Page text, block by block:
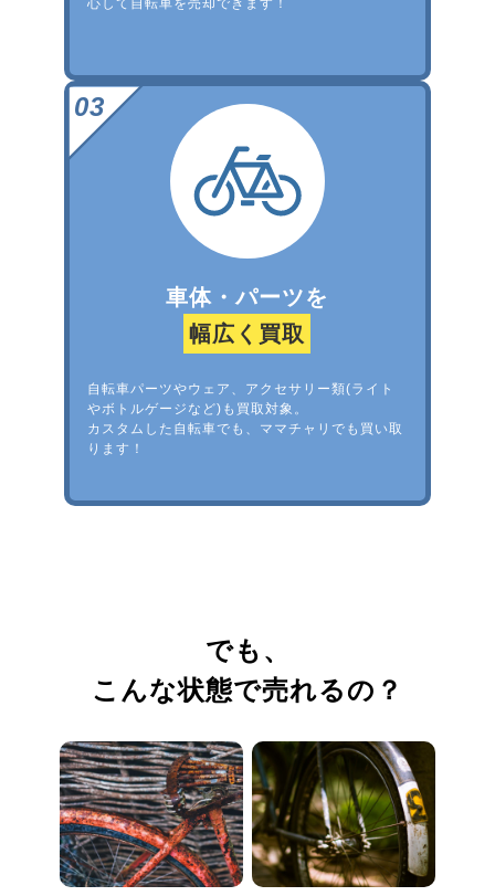
心して自転車を売却できます！
車体・パーツを
幅広く買取
自転車パーツやウェア、アクセサリー類(ライト
やボトルゲージなど)も買取対象。
カスタムした自転車でも、ママチャリでも買い取
ります！
でも、
こんな状態で売れるの？